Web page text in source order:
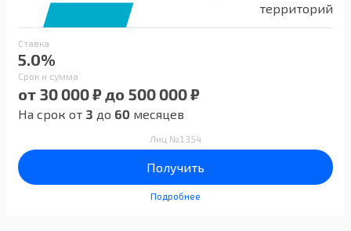
территорий
Ставка
5.0%
Срок и сумма
от 30 000 ₽ до 500 000 ₽
На срок от 3 до 60 месяцев
Лиц №1354
Получить
Подробнее